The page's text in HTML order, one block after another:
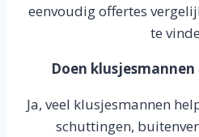
eenvoudig offertes
te
Doen
Ja, veel klusjesmannen
schuttingen,